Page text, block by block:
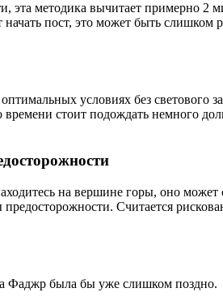
эта методика вычитает примерно 2
пост, это может быть
условиях без светового
стоит подождать немного
на вершине горы, оно
Считается
Фаджр была бы уже слишком поздно.